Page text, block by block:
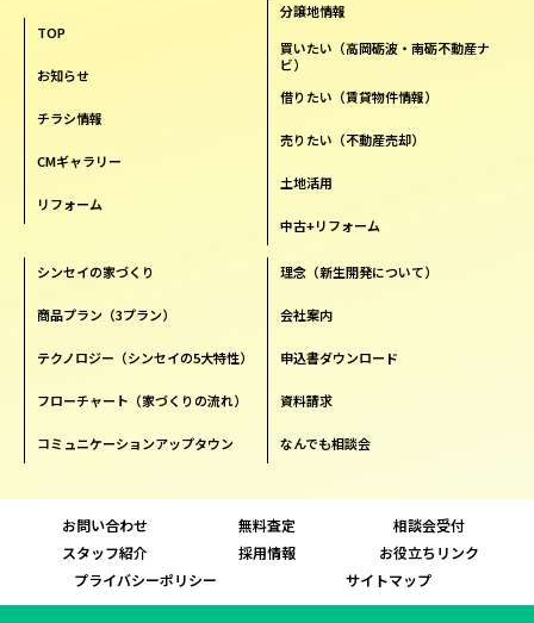
TOP
お知らせ
チラシ情報
CMギャラリー
リフォーム
分譲地情報
買いたい（高岡砺波・南砺不動産ナ
ビ）
借りたい（賃貸物件情報）
売りたい（不動産売却）
土地活用
中古+リフォーム
シンセイの家づくり
商品プラン（3プラン）
テクノロジー（シンセイの5大特性）
フローチャート（家づくりの流れ）
コミュニケーションアップタウン
理念（新生開発について）
会社案内
申込書ダウンロード
資料請求
なんでも相談会
お問い合わせ 無料査定
相談会受付
スタッフ紹介
採用情報
お役立ちリンク
プライバシーポリシー
サイトマップ